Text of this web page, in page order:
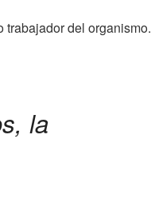
trabajador del organismo.
la